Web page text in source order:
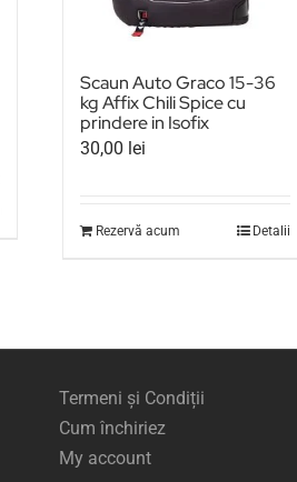
Scaun Auto Graco 15-36
kg Affix Chili Spice cu
prindere in Isofix
30,00 lei
Rezervă acum Detalii
Termeni și Condiții
Cum închiriez
My account